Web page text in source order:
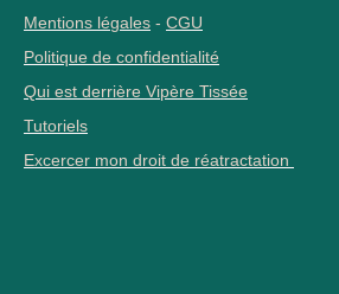
Mentions légales - CGU
Politique de confidentialité
Qui est derrière Vipère Tissée
Tutoriels
Excercer mon droit de réatractation